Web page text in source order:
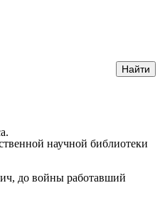
научной библиотеки
до войны работавший